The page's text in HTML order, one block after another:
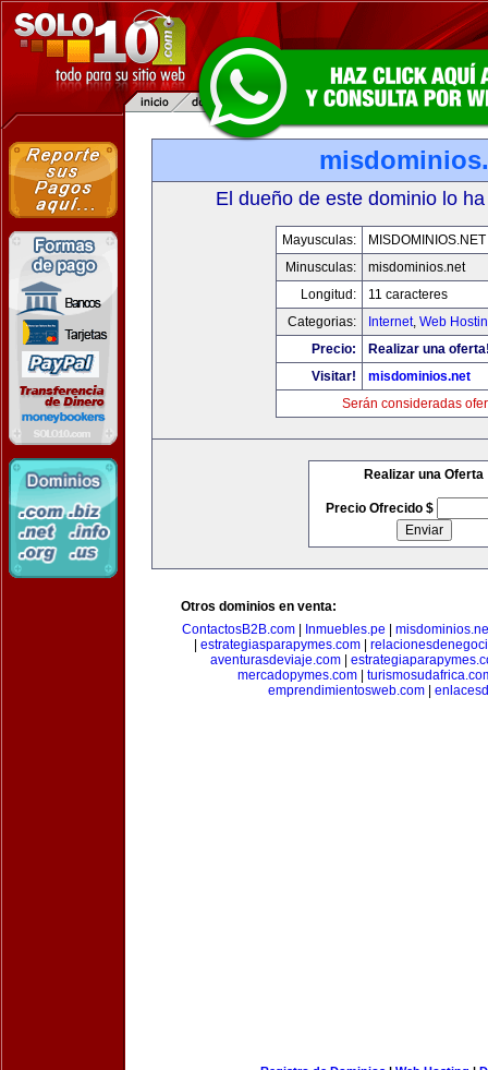
El dueño de este dominio lo
Mayusculas:
MISDOMINIOS.NET
Minusculas:
misdominios.net
Longitud:
11 caracteres
Categorias:
Internet, Web
Precio:
Realizar una
Visitar!
misdominios.net
Serán consideradas
Realizar una Oferta
Precio Ofrecido $
Otros dominios en venta:
ContactosB2B.com
Inmuebles.pe
estrategiasparapymes.com
aventurasdeviaje.com|
mercadopymes.com
emprendimientosweb.com